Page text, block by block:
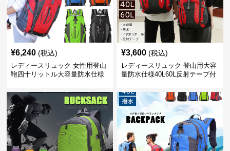
¥6,240 (税込)
レディースリュック 女性用登山
鞄四十リットル大容量防水仕様
¥3,600 (税込)
レディースリュック 登山用大容
量防水仕様40L60L反射テープ付